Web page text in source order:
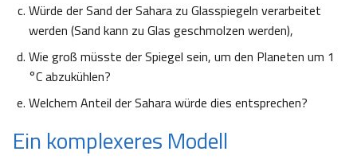
Würde der Sand der Sahara zu Glasspiegeln verarbeitet
werden (Sand kann zu Glas geschmolzen werden),
Wie groß müsste der Spiegel sein, um den Planeten um 1
°C abzukühlen?
Welchem Anteil der Sahara würde dies entsprechen?
Ein komplexeres Modell